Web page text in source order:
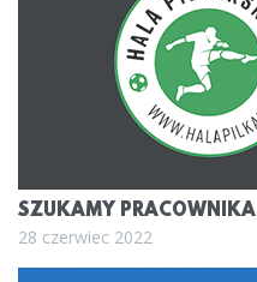
SZUKAMY PRACOWNIKA
28 czerwiec 2022